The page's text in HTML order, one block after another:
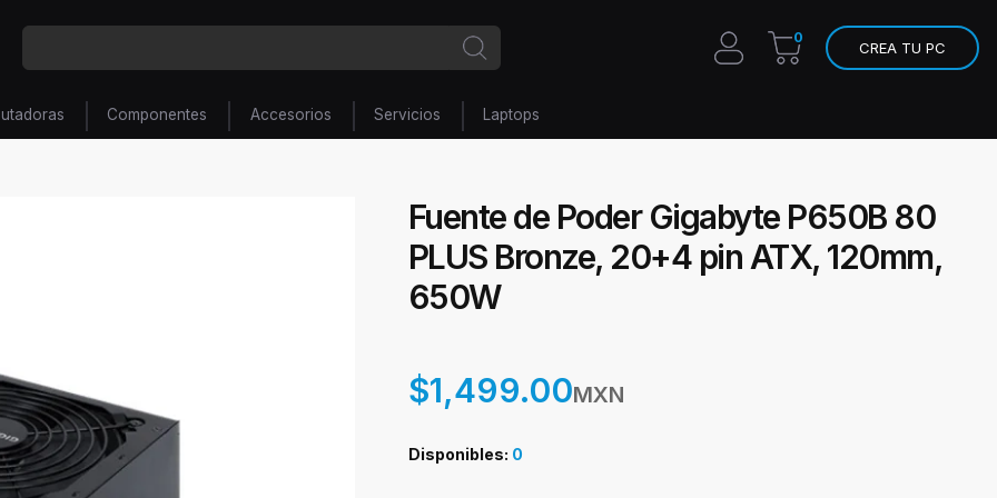
0
CREA TU PC
Componentes Accesorios Servicios Laptops
Fuente de Poder Gigabyte P650B 80
PLUS Bronze, 20+4 pin ATX, 120mm,
650W
$1,499.00MXN
Disponibles: 0